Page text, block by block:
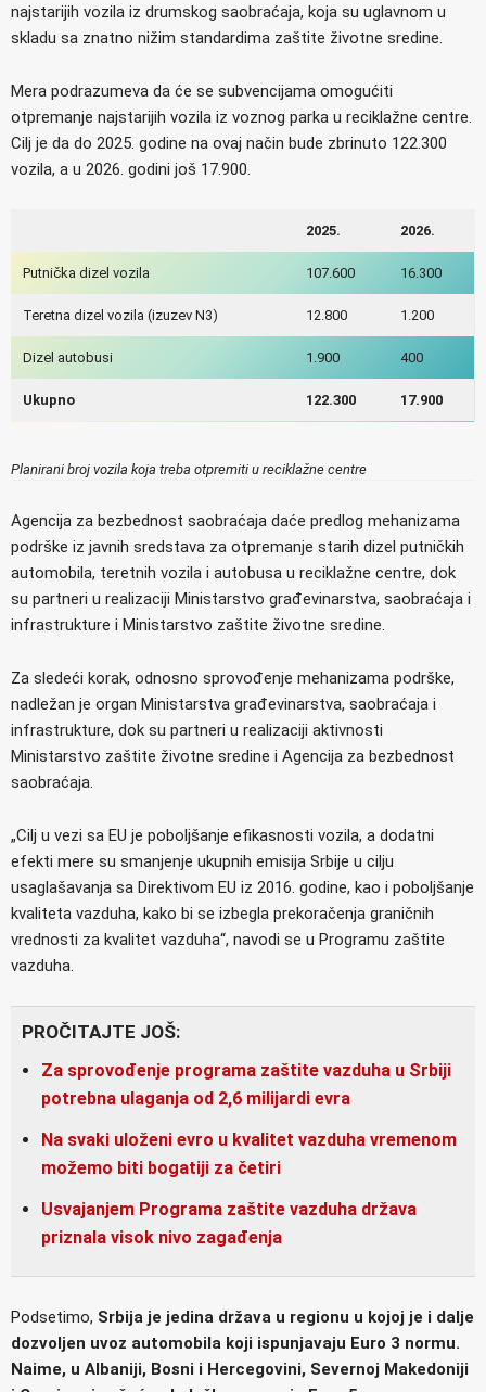
najstarijih vozila iz drumskog saobraćaja, koja su uglavnom u
skladu sa znatno nižim standardima zaštite životne sredine.
Mera podrazumeva da će se subvencijama omogućiti
otpremanje najstarijih vozila iz voznog parka u reciklažne centre.
Cilj je da do 2025. godine na ovaj način bude zbrinuto 122.300
vozila, a u 2026. godini još 17.900.
2025. 2026.
Putnička dizel vozila 107.600 16.300
Teretna dizel vozila (izuzev N3) 12.800 1.200
Dizel autobusi 1.900 400
Ukupno 122.300 17.900
Planirani broj vozila koja treba otpremiti u reciklažne centre
Agencija za bezbednost saobraćaja daće predlog mehanizama
podrške iz javnih sredstava za otpremanje starih dizel putničkih
automobila, teretnih vozila i autobusa u reciklažne centre, dok
su partneri u realizaciji Ministarstvo građevinarstva, saobraćaja i
infrastrukture i Ministarstvo zaštite životne sredine.
Za sledeći korak, odnosno sprovođenje mehanizama podrške,
nadležan je organ Ministarstva građevinarstva, saobraćaja i
infrastrukture, dok su partneri u realizaciji aktivnosti
Ministarstvo zaštite životne sredine i Agencija za bezbednost
saobraćaja.
„Cilj u vezi sa EU je poboljšanje efikasnosti vozila, a dodatni
efekti mere su smanjenje ukupnih emisija Srbije u cilju
usaglašavanja sa Direktivom EU iz 2016. godine, kao i poboljšanje
kvaliteta vazduha, kako bi se izbegla prekoračenja graničnih
vrednosti za kvalitet vazduha“, navodi se u Programu zaštite
vazduha.
PROČITAJTE JOŠ:
Za sprovođenje programa zaštite vazduha u Srbiji
potrebna ulaganja od 2,6 milijardi evra
Na svaki uloženi evro u kvalitet vazduha vremenom
možemo biti bogatiji za četiri
Usvajanjem Programa zaštite vazduha država
priznala visok nivo zagađenja
Podsetimo, Srbija je jedina država u regionu u kojoj je i dalje
dozvoljen uvoz automobila koji ispunjavaju Euro 3 normu.
Naime, u Albaniji, Bosni i Hercegovini, Severnoj Makedoniji